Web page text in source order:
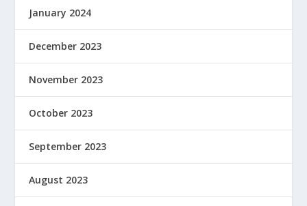
January 2024
December 2023
November 2023
October 2023
September 2023
August 2023